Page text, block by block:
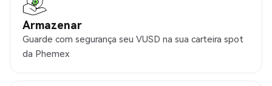
Armazenar
Guarde com segurança seu VUSD na sua carteira spot
da Phemex